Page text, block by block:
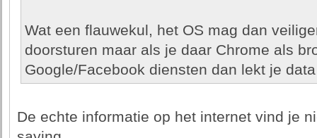
Wat een flauwekul, het OS mag dan
doorsturen maar als je daar Chrome als
Google/Facebook diensten dan lekt je
De echte informatie op het internet vind je